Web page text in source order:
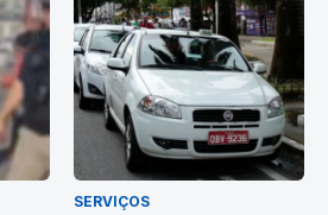
SERVIÇOS